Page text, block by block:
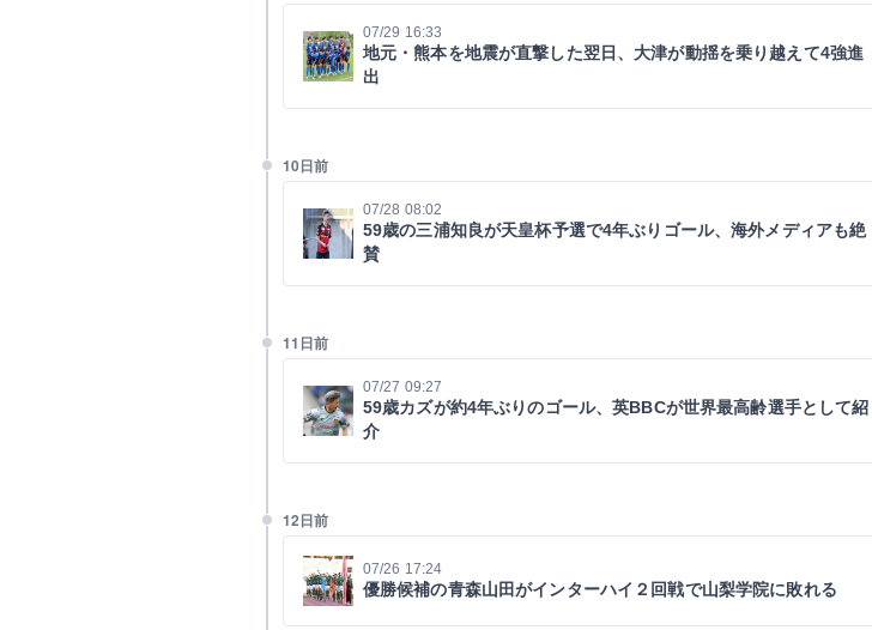
07/29 16:33
地元・熊本を地震が直撃した翌日、大津が動揺を乗り越えて4強進
出
10日前
07/28 08:02
59歳の三浦知良が天皇杯予選で4年ぶりゴール、海外メディアも絶
賛
11日前
07/27 09:27
59歳カズが約4年ぶりのゴール、英BBCが世界最高齢選手として紹
介
12日前
07/26 17:24
優勝候補の青森山田がインターハイ２回戦で山梨学院に敗れる